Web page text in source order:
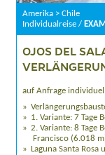
Amerika > Chile
Individualreise /
OJOS DEL
auf Anfrage
1. Variante: 7 Tage
2. Variante: 8 Tage
Francisco (6.018
Laguna Santa Rosa